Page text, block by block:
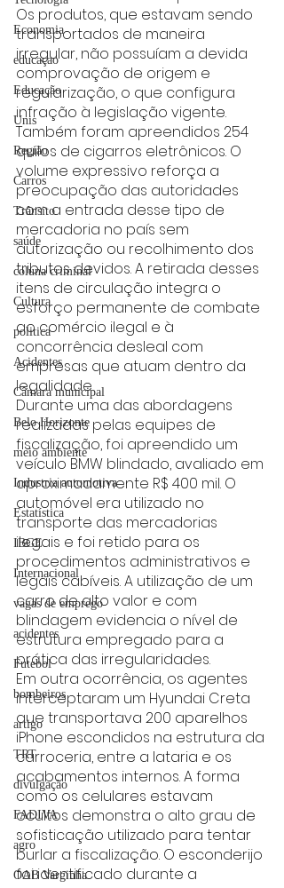
Economia
educaçao
Educação
Unis
Região
Carros
Trânsito
saúde
coluna criminal
Cultura
politica
Acidentes
Câmara municipal
Belo Horizonte
meio ambiente
Industria automotiva
Estatística
IBGE
Internacional
vagas de emprego
acidentes
Futebol
bombeiros
artigo
TRT
divulgação
FADIVA
agro
OAB Varginha
Os produtos, que estavam sendo
transportados de maneira
irregular, não possuíam a devida
comprovação de origem e
regularização, o que configura
infração à legislação vigente.
Também foram apreendidos 254
quilos de cigarros eletrônicos. O
volume expressivo reforça a
preocupação das autoridades
com a entrada desse tipo de
mercadoria no país sem
autorização ou recolhimento dos
tributos devidos. A retirada desses
itens de circulação integra o
esforço permanente de combate
ao comércio ilegal e à
concorrência desleal com
empresas que atuam dentro da
legalidade.
Durante uma das abordagens
realizadas pelas equipes de
fiscalização, foi apreendido um
veículo BMW blindado, avaliado em
aproximadamente R$ 400 mil. O
automóvel era utilizado no
transporte das mercadorias
ilegais e foi retido para os
procedimentos administrativos e
legais cabíveis. A utilização de um
carro de alto valor e com
blindagem evidencia o nível de
estrutura empregado para a
prática das irregularidades.
Em outra ocorrência, os agentes
interceptaram um Hyundai Creta
que transportava 200 aparelhos
iPhone escondidos na estrutura da
carroceria, entre a lataria e os
acabamentos internos. A forma
como os celulares estavam
ocultos demonstra o alto grau de
sofisticação utilizado para tentar
burlar a fiscalização. O esconderijo
foi identificado durante a